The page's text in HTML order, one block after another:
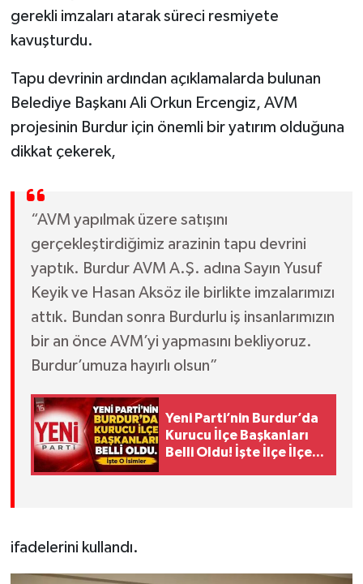
gerekli imzaları atarak süreci resmiyete
kavuşturdu.
Tapu devrinin ardından açıklamalarda bulunan
Belediye Başkanı Ali Orkun Ercengiz, AVM
projesinin Burdur için önemli bir yatırım olduğuna
dikkat çekerek,
“AVM yapılmak üzere satışını
gerçekleştirdiğimiz arazinin tapu devrini
yaptık. Burdur AVM A.Ş. adına Sayın Yusuf
Keyik ve Hasan Aksöz ile birlikte imzalarımızı
attık. Bundan sonra Burdurlu iş insanlarımızın
bir an önce AVM’yi yapmasını bekliyoruz.
Burdur’umuza hayırlı olsun”
Yeni Parti’nin Burdur’da
Kurucu İlçe Başkanları
Belli Oldu! İşte İlçe İlçe O
ifadelerini kullandı.